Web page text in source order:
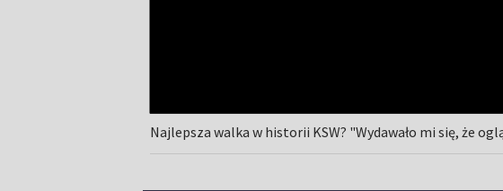
Najlepsza walka w historii KSW? "Wydawało mi się, że